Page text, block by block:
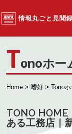
情報丸ごと見聞録
Tonoホー
Home >嗜好 > Tono
TONO HOME
ある工務店｜